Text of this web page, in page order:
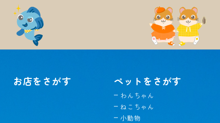
お店をさがす ペットをさがす
わんちゃん
ねこちゃん
小動物